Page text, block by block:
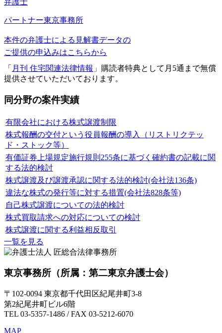
弁護士
パートナー東京事務所
本件の弁護士による見解書データの
ご提供の申込みはこちらから
「 月刊 住宅関連法律情報 」購読者特典として月5通まで無償
提供させていただいております。
同分野の案件実績
有限会社における株式譲渡制限
株式報酬の交付という役員報酬の導入（リストリクテッ
ド・ストック等）
有価証券上場規定施行規則255条に基づく確約書の記載に関
する法的検討
株式譲渡及び譲渡承認に関する法的検討(会社法136条)
違法な株式の発行等に対する措置(会社法828条等)
自己株式譲渡についての法的検討
株式買取請求への対応についての検討
株式譲渡に関する利益相反取引
一覧を見る
東京事務所 （所属：第二東京弁護士会）
〒102-0094 東京都千代田区紀尾井町3-8
第2紀尾井町ビル6階
TEL 03-5357-1486 / FAX 03-5212-6070
MAP